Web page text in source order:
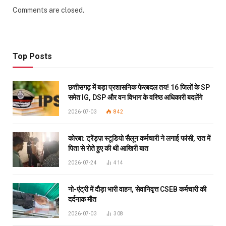
Comments are closed.
Top Posts
छत्तीसगढ़ में बड़ा प्रशासनिक फेरबदल तय! 16 जिलों के SP
समेत IG, DSP और वन विभाग के वरिष्ठ अधिकारी बदलेंगे
2026-07-03 842
कोरबा: ट्रेंड्ज़ स्टूडियो सैलून कर्मचारी ने लगाई फांसी, रात में
पिता से रोते हुए की थी आखिरी बात
2026-07-24 414
नो-एंट्री में दौड़ा भारी वाहन, सेवानिवृत्त CSEB कर्मचारी की
दर्दनाक मौत
2026-07-03 308